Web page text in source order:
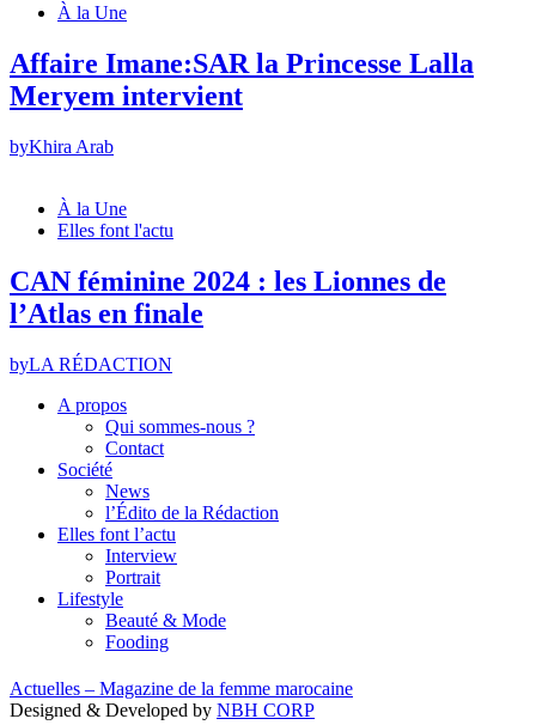
À la Une
Affaire Imane:SAR la Princesse Lalla
Meryem intervient
byKhira Arab
À la Une
Elles font l'actu
CAN féminine 2024 : les Lionnes de
l’Atlas en finale
byLA RÉDACTION
A propos
Qui sommes-nous ?
Contact
Société
News
l’Édito de la Rédaction
Elles font l’actu
Interview
Portrait
Lifestyle
Beauté & Mode
Fooding
Actuelles – Magazine de la femme marocaine
Designed & Developed by NBH CORP